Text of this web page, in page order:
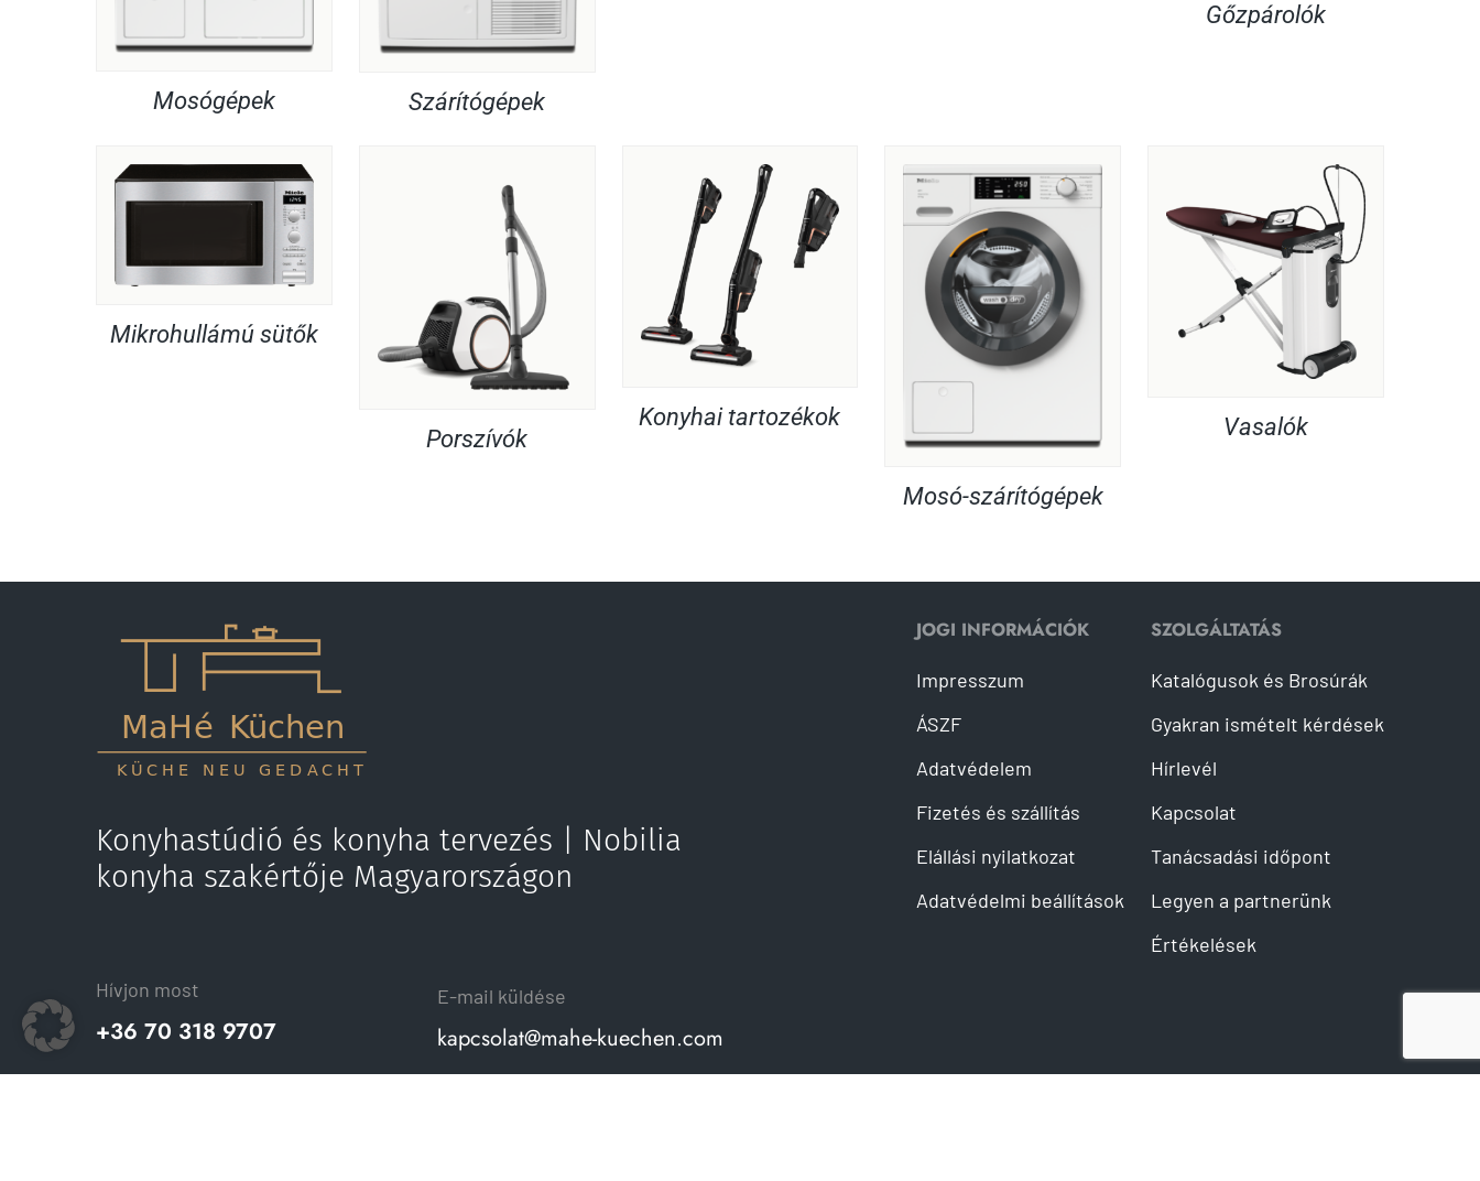
Mosógépek Szárítógépek
Gőzpárolók
Mikrohullámú sütők
Porszívók
Konyhai tartozékok
Mosó-szárítógépek
Vasalók
Konyhastúdió és konyha tervezés | Nobilia
konyha szakértője Magyarországon
Hívjon most
+36 70 318 9707
E-mail küldése
kapcsolat@mahe-kuechen.com
JOGI INFORMÁCIÓK
Impresszum
ÁSZF
Adatvédelem
Fizetés és szállítás
Elállási nyilatkozat
Adatvédelmi beállítások
SZOLGÁLTATÁS
Katalógusok és Brosúrák
Gyakran ismételt kérdések
Hírlevél
Kapcsolat
Tanácsadási időpont
Legyen a partnerünk
Értékelések